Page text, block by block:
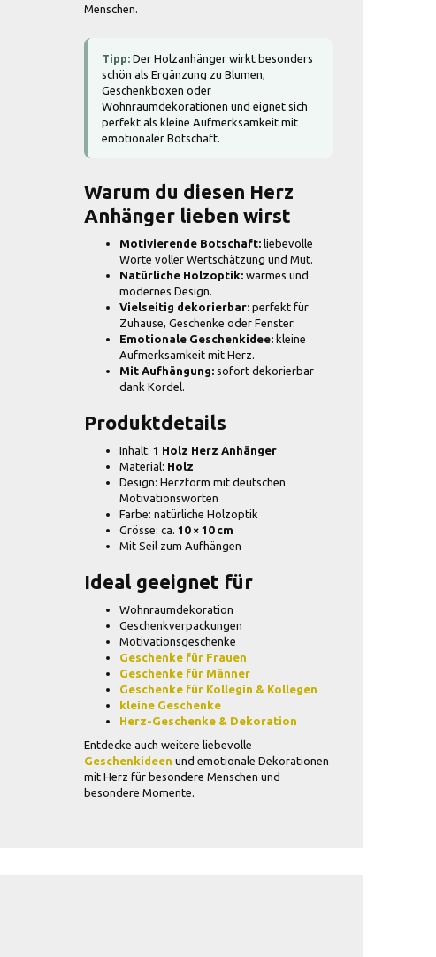
Menschen.
Tipp:Der Holzanhänger wirkt besonders
schön als Ergänzung zu Blumen,
Geschenkboxen oder
Wohnraumdekorationen und eignet sich
perfekt als kleine Aufmerksamkeit mit
emotionaler Botschaft.
Warum du diesen Herz
Anhänger lieben wirst
Motivierende Botschaft:liebevolle
Worte voller Wertschätzung und Mut.
Natürliche Holzoptik:warmes und
modernes Design.
Vielseitig dekorierbar:perfekt für
Zuhause, Geschenke oder Fenster.
Emotionale Geschenkidee:kleine
Aufmerksamkeit mit Herz.
Mit Aufhängung:sofort dekorierbar
dank Kordel.
Produktdetails
Inhalt: 1 Holz Herz Anhänger
Material: Holz
Design: Herzform mit deutschen
Motivationsworten
Farbe: natürliche Holzoptik
Grösse: ca. 10 × 10 cm
Mit Seil zum Aufhängen
Ideal geeignet für
Wohnraumdekoration
Geschenkverpackungen
Motivationsgeschenke
Geschenke für Frauen
Geschenke für Männer
Geschenke für Kollegin & Kollegen
kleine Geschenke
Herz-Geschenke & Dekoration
Entdecke auch weitere liebevolle
Geschenkideen und emotionale Dekorationen
mit Herz für besondere Menschen und
besondere Momente.